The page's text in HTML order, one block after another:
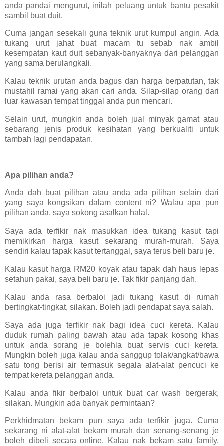
anda pandai mengurut, inilah peluang untuk bantu pesakit
sambil buat duit.
Cuma jangan sesekali guna teknik urut kumpul angin. Ada
tukang urut jahat buat macam tu sebab nak ambil
kesempatan kaut duit sebanyak-banyaknya dari pelanggan
yang sama berulangkali.
Kalau teknik urutan anda bagus dan harga berpatutan, tak
mustahil ramai yang akan cari anda. Silap-silap orang dari
luar kawasan tempat tinggal anda pun mencari.
Selain urut, mungkin anda boleh jual minyak gamat atau
sebarang jenis produk kesihatan yang berkualiti untuk
tambah lagi pendapatan.
Apa pilihan anda?
Anda dah buat pilihan atau anda ada pilihan selain dari
yang saya kongsikan dalam content ni? Walau apa pun
pilihan anda, saya sokong asalkan halal.
Saya ada terfikir nak masukkan idea tukang kasut tapi
memikirkan harga kasut sekarang murah-murah. Saya
sendiri kalau tapak kasut tertanggal, saya terus beli baru je.
Kalau kasut harga RM20 koyak atau tapak dah haus lepas
setahun pakai, saya beli baru je. Tak fikir panjang dah.
Kalau anda rasa berbaloi jadi tukang kasut di rumah
bertingkat-tingkat, silakan. Boleh jadi pendapat saya salah.
Saya ada juga terfikir nak bagi idea cuci kereta. Kalau
duduk rumah paling bawah atau ada tapak kosong khas
untuk anda sorang je bolehla buat servis cuci kereta.
Mungkin boleh juga kalau anda sanggup tolak/angkat/bawa
satu tong berisi air termasuk segala alat-alat pencuci ke
tempat kereta pelanggan anda.
Kalau anda fikir berbaloi untuk buat car wash bergerak,
silakan. Mungkin ada banyak permintaan?
Perkhidmatan bekam pun saya ada terfikir juga. Cuma
sekarang ni alat-alat bekam murah dan senang-senang je
boleh dibeli secara online. Kalau nak bekam satu family,